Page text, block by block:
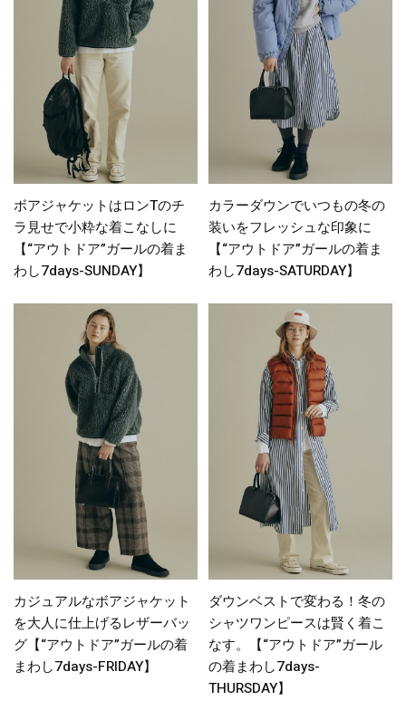
ボアジャケットはロンTのチ
ラ見せで小粋な着こなしに
【“アウトドア”ガールの着ま
わし7days-SUNDAY】
カラーダウンでいつもの冬の
装いをフレッシュな印象に
【“アウトドア”ガールの着ま
わし7days-SATURDAY】
カジュアルなボアジャケット
を大人に仕上げるレザーバッ
グ【“アウトドア”ガールの着
まわし7days-FRIDAY】
ダウンベストで変わる！冬の
シャツワンピースは賢く着こ
なす。【“アウトドア”ガール
の着まわし7days-
THURSDAY】